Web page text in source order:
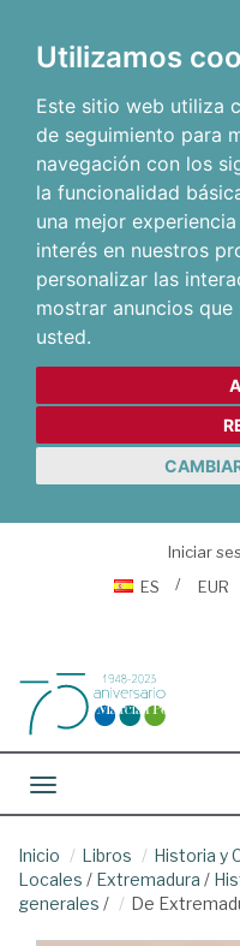
Utilizamos
Este sitio web utiliza
de seguimiento para
navegación con los
la funcionalidad
una mejor
interés en nuestros
personalizar las
mostrar anuncios que
usted.
Iniciar
ES
EUR
Toggle navigation
Inicio Libros Historia y
Locales / Extremadura /
generales / De